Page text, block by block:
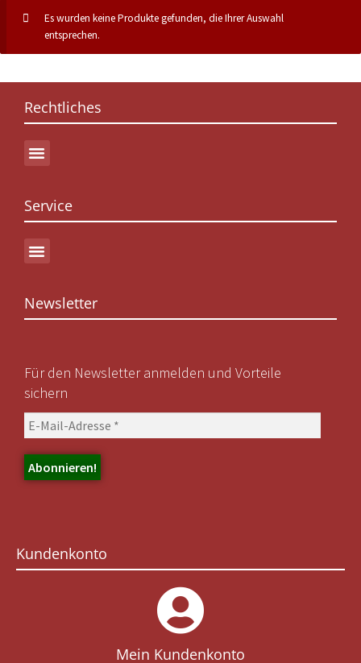
Es wurden keine Produkte gefunden, die Ihrer Auswahl
entsprechen.
Rechtliches
Service
Newsletter
Für den Newsletter anmelden und Vorteile
sichern
Kundenkonto
Mein Kundenkonto